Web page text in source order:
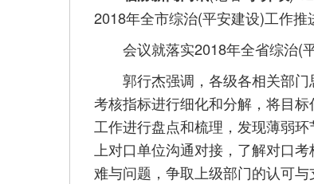
2018年全市综治(平安建设)工作推
会议就落实2018年全省综治(平
郭行杰强调，各级各相关部门
考核指标进行细化和分解，将目
工作进行盘点和梳理，发现薄弱
上对口单位沟通对接，了解对口
难与问题，争取上级部门的认可